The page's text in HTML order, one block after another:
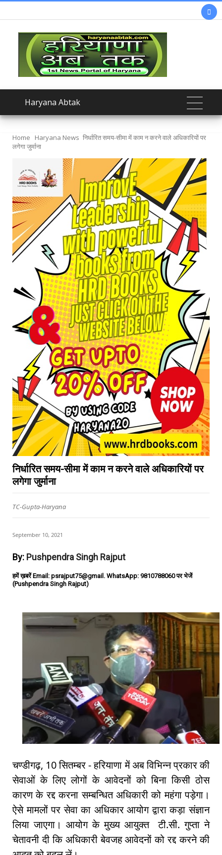

Haryana Abtak
Home Haryana News निर्धारित समय-सीमा में काम न करने वाले अधिकारियों पर
लगेगा जुर्माना
निर्धारित समय-सीमा में काम न करने वाले अधिकारियों पर
लगेगा जुर्माना
TC-Gupta-Haryana
September 10, 2021
By: Pushpendra Singh Rajput
हमें ख़बरें Email: psrajput75@gmail. WhatsApp: 9810788060 पर भेजें
(Pushpendra Singh Rajput)
चण्डीगढ़, 10 सितम्बर - हरियाणा में अब विभिन्न प्रकार की
सेवाओं के लिए लोगों के आवेदनों को बिना किसी ठोस
कारण के रद्द करना सम्बन्धित अधिकारी को महंगा पड़ेगा।
ऐसे मामलों पर सेवा का अधिकार आयोग द्वारा कड़ा संज्ञान
लिया जाएगा। आयोग के मुख्य आयुक्त टी.सी. गुप्ता ने
चेतावनी दी कि अधिकारी बेवजह आवेदनों को रद्द करने की